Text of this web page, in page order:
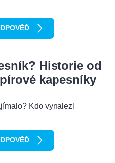
Historie od
kapesníky
Kdo vynalezl